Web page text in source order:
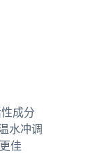
成分
水冲调
佳